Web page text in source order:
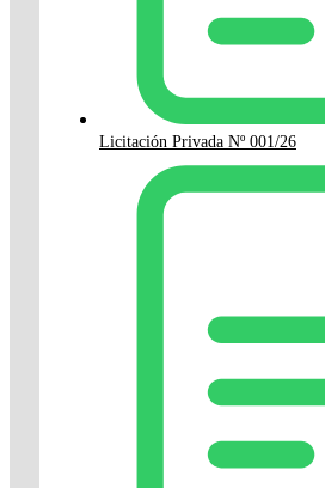
Licitación Privada Nº 001/26